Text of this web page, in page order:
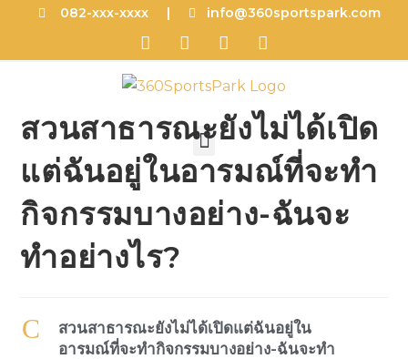
082-xxx-xxxx | info@360sportspark.com
สวนสาธารณะยังไม่ได้เปิด
แต่ฉันอยู่ในอารมณ์ที่จะทำ
กิจกรรมบางอย่าง-ฉันจะ
ทำอย่างไร?
C
สวนสาธารณะยังไม่ได้เปิดแต่ฉันอยู่ใน
อารมณ์ที่จะทำกิจกรรมบางอย่าง-ฉันจะทำ